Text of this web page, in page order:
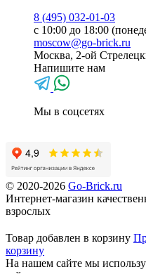
8 (495) 032-01-03
с 10:00 до 18:00
moscow@go-brick.ru
Москва, 2-ой
Напишите нам
Мы в соцсетях
© 2020-2026 Go-Brick.ru
Интернет-магазин
взрослых
Товар добавлен в корзину
корзину
На нашем сайте мы